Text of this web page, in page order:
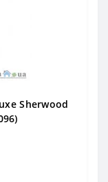
Sherwood